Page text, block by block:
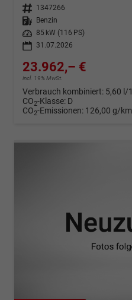
Fahrzeugnr. 1347266
Kraftstoff
Benzin
Leistung
85 kW (116 PS)
31.07.2026
23.962,– €
incl. 19% MwSt.
Verbrauch kombiniert: 5,60 l/
CO2-Klasse: D
CO2-Emissionen: 126,00 g/km